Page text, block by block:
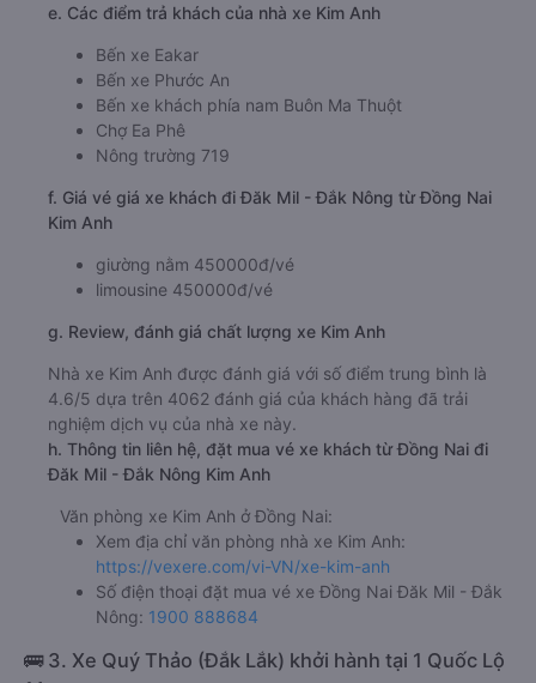
e. Các điểm trả khách của nhà xe Kim Anh
Bến xe Eakar
Bến xe Phước An
Bến xe khách phía nam Buôn Ma Thuột
Chợ Ea Phê
Nông trường 719
f. Giá vé giá xe khách đi Đăk Mil - Đắk Nông từ Đồng Nai
Kim Anh
giường nằm 450000đ/vé
limousine 450000đ/vé
g. Review, đánh giá chất lượng xe Kim Anh
Nhà xe Kim Anh được đánh giá với số điểm trung bình là
4.6/5 dựa trên 4062 đánh giá của khách hàng đã trải
nghiệm dịch vụ của nhà xe này.
h. Thông tin liên hệ, đặt mua vé xe khách từ Đồng Nai đi
Đăk Mil - Đắk Nông Kim Anh
Văn phòng xe Kim Anh ở Đồng Nai:
Xem địa chỉ văn phòng nhà xe Kim Anh:
https://vexere.com/vi-VN/xe-kim-anh
Số điện thoại đặt mua vé xe Đồng Nai Đăk Mil - Đắk
Nông: 1900 888684
🚌 3. Xe Quý Thảo (Đắk Lắk) khởi hành tại 1 Quốc Lộ